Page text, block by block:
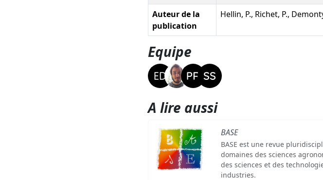
Auteur de la
publication
Hellin, P., Richet, P.,
Equipe
A lire aussi
BASE
BASE est une revue
domaines des sciences
des sciences et des
industries.